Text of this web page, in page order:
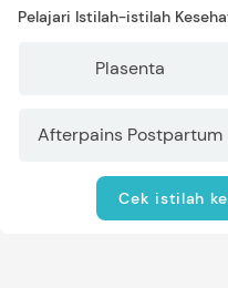
Pelajari Istilah-istilah
Plasenta
Afterpains Postpartum
Cek istilah